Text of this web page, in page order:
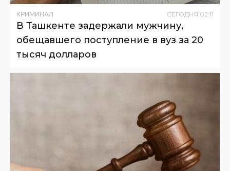
КРИМИНАЛ СЕГОДНЯ 02:11
В Ташкенте задержали мужчину,
обещавшего поступление в вуз за 20
тысяч долларов